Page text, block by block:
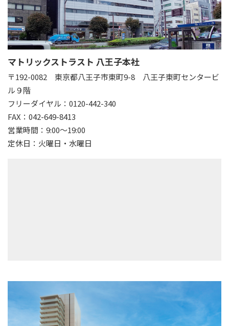
マトリックストラスト 八王子本社
〒192-0082 東京都八王子市東町9-8 八王子東町センタービ
ル９階
フリーダイヤル：0120-442-340
FAX：042-649-8413
営業時間：9:00～19:00
定休日：火曜日・水曜日